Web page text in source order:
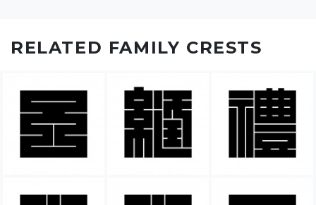
RELATED FAMILY CRESTS